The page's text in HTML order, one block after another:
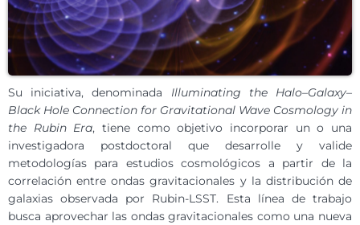
Su iniciativa, denominada Illuminating the Halo–Galaxy–
Black Hole Connection for Gravitational Wave Cosmology in
the Rubin Era, tiene como objetivo incorporar un o una
investigadora postdoctoral que desarrolle y valide
metodologías para estudios cosmológicos a partir de la
correlación entre ondas gravitacionales y la distribución de
galaxias observada por Rubin-LSST. Esta línea de trabajo
busca aprovechar las ondas gravitacionales como una nueva